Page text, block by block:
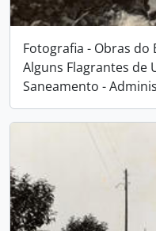
Fotografia - Obras do
Alguns Flagrantes de
Saneamento -